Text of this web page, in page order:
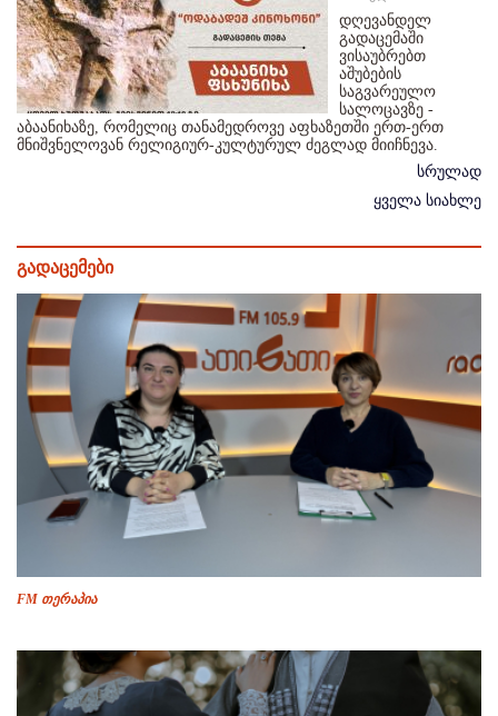
დღევანდელ
გადაცემაში
ვისაუბრებთ
აშუბების
საგვარეულო
სალოცავზე -
აბაანიხაზე, რომელიც თანამედროვე აფხაზეთში ერთ-ერთ
მნიშვნელოვან რელიგიურ-კულტურულ ძეგლად მიიჩნევა.
სრულად
ყველა სიახლე
გადაცემები
FM თერაპია